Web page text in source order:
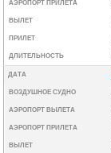
АЭРОПОРТ ПРИЛЕТА
ВЫЛЕТ
ПРИЛЕТ
ДЛИТЕЛЬНОСТЬ
ДАТА
ВОЗДУШНОЕ СУДНО
АЭРОПОРТ ВЫЛЕТА
АЭРОПОРТ ПРИЛЕТА
ВЫЛЕТ